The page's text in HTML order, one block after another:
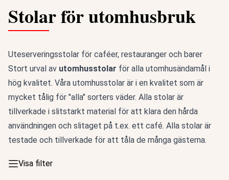
Stolar för utomhusbruk
Uteserveringsstolar för caféer, restauranger och barer
Stort urval av utomhusstolar för alla utomhusändamål i
hög kvalitet. Våra utomhusstolar är i en kvalitet som är
mycket tålig för "alla" sorters väder. Alla stolar är
tillverkade i slitstarkt material för att klara den hårda
användningen och slitaget på t.ex. ett café. Alla stolar är
testade och tillverkade för att tåla de många gästerna.
Visa filter